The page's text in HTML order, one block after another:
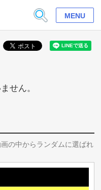
MENU
せん。
の中からランダムに選ばれ